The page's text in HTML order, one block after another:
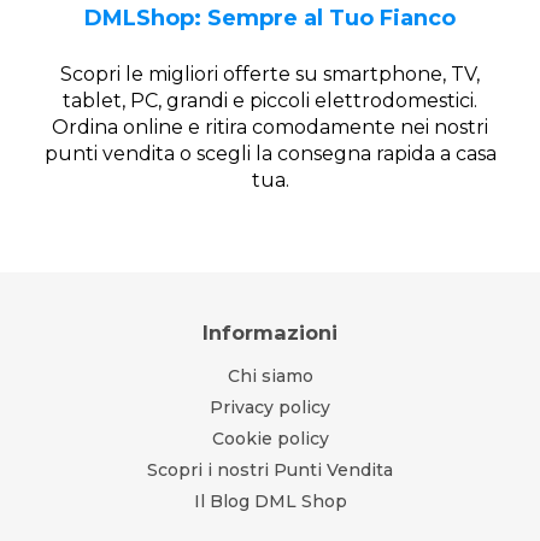
DMLShop: Sempre al Tuo Fianco
Scopri le migliori offerte su smartphone, TV,
tablet, PC, grandi e piccoli elettrodomestici.
Ordina online e ritira comodamente nei nostri
punti vendita o scegli la consegna rapida a casa
tua.
Informazioni
Chi siamo
Privacy policy
Cookie policy
Scopri i nostri Punti Vendita
Il Blog DML Shop